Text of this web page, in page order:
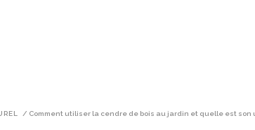
/ Comment utiliser la cendre de bois au jardin et quelle est son